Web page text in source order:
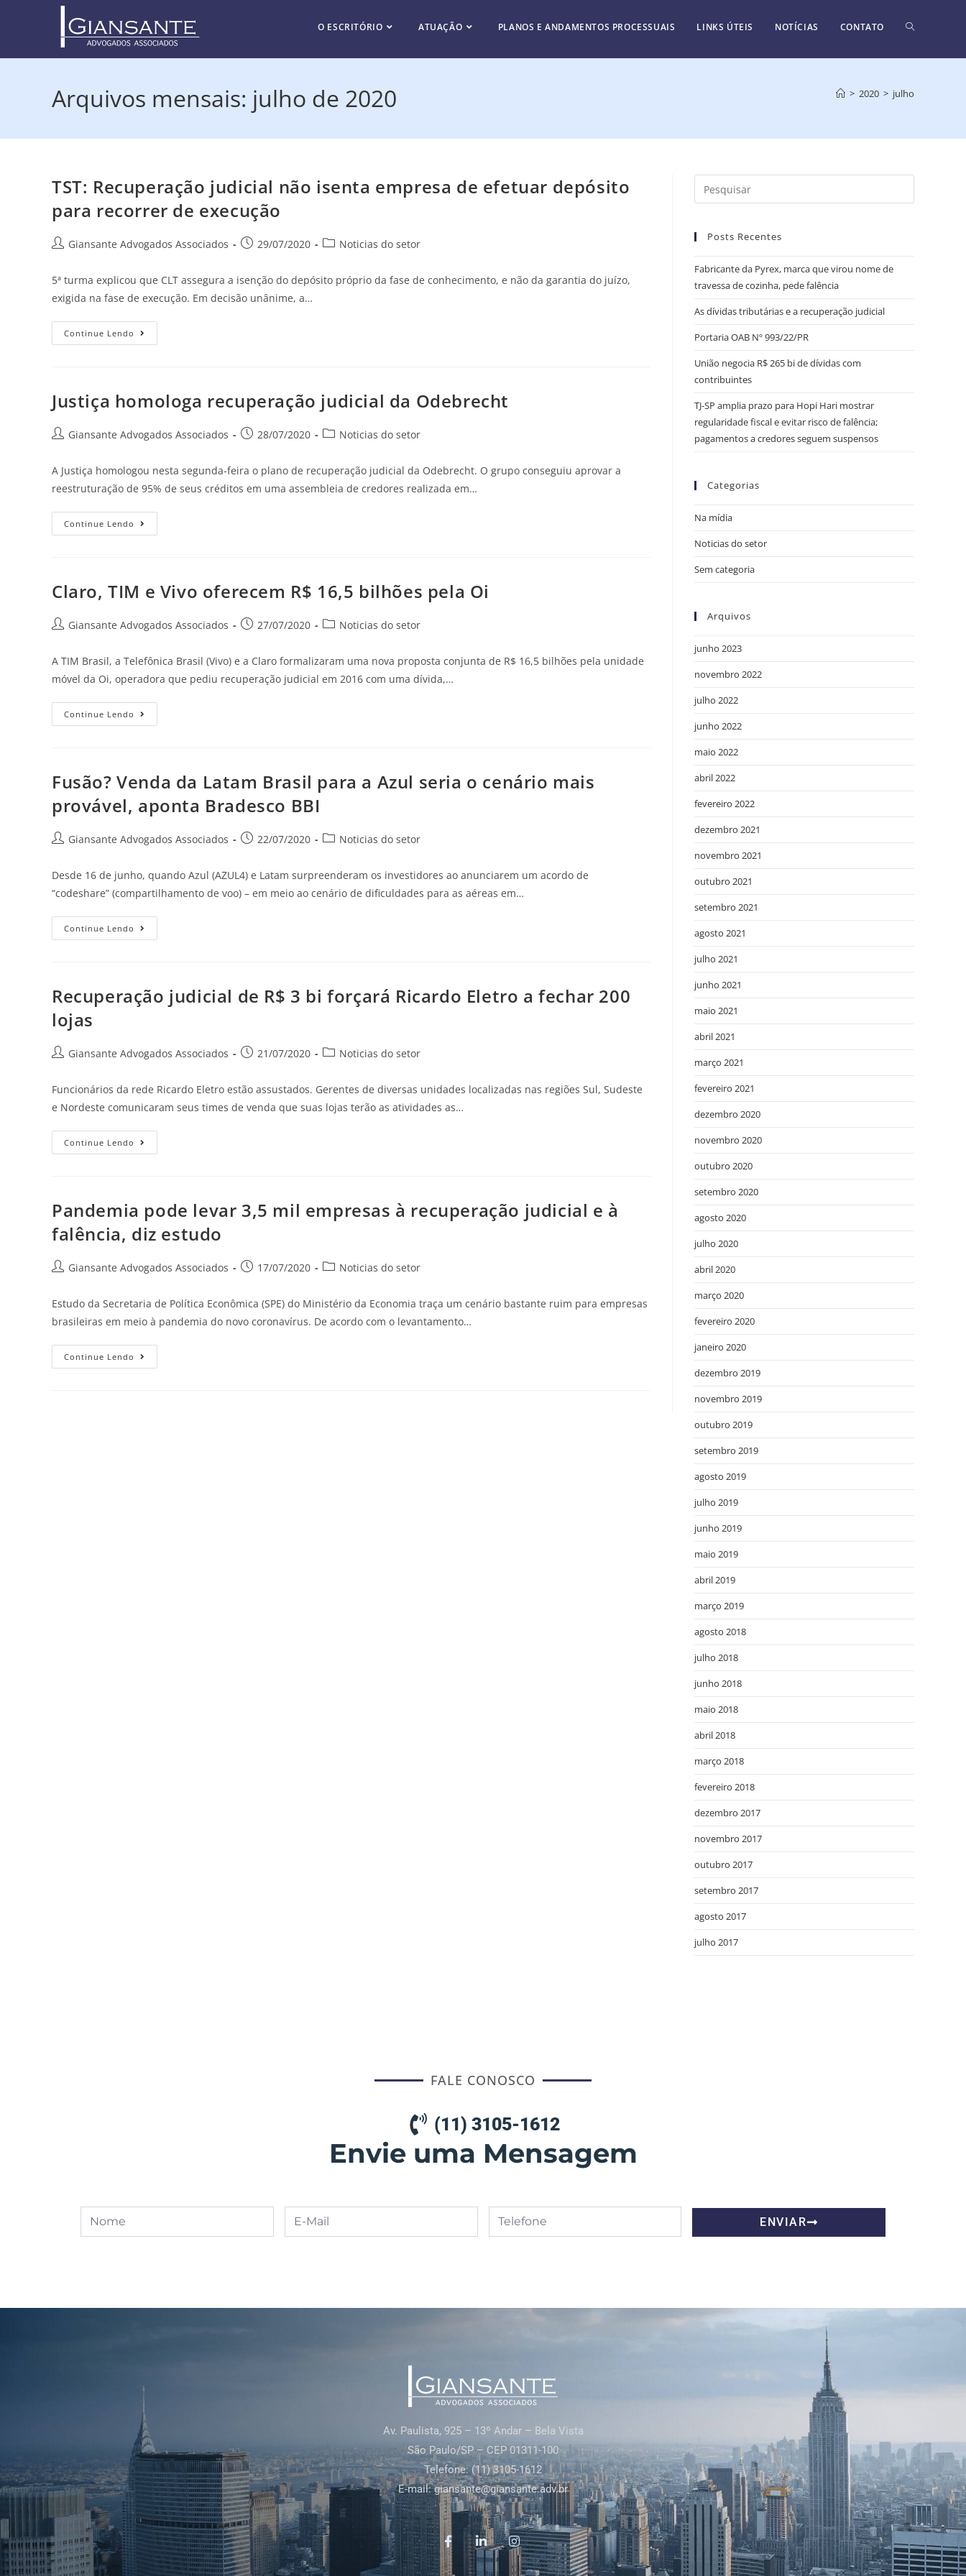
O ESCRITÓRIO ATUAÇÃO PLANOS E ANDAMENTOS PROCESSUAIS LINKS ÚTEIS NOTÍCIAS CONTATO
Arquivos mensais: julho de 2020 > 2020 > julho
TST: Recuperação judicial não isenta empresa de efetuar depósito
para recorrer de execução
Giansante Advogados Associados 29/07/2020 Noticias do setor
5ª turma explicou que CLT assegura a isenção do depósito próprio da fase de conhecimento, e não da garantia do juízo,
exigida na fase de execução. Em decisão unânime, a…
Continue Lendo
Justiça homologa recuperação judicial da Odebrecht
Giansante Advogados Associados 28/07/2020 Noticias do setor
A Justiça homologou nesta segunda-feira o plano de recuperação judicial da Odebrecht. O grupo conseguiu aprovar a
reestruturação de 95% de seus créditos em uma assembleia de credores realizada em…
Continue Lendo
Claro, TIM e Vivo oferecem R$ 16,5 bilhões pela Oi
Giansante Advogados Associados 27/07/2020 Noticias do setor
A TIM Brasil, a Telefônica Brasil (Vivo) e a Claro formalizaram uma nova proposta conjunta de R$ 16,5 bilhões pela unidade
móvel da Oi, operadora que pediu recuperação judicial em 2016 com uma dívida,…
Continue Lendo
Fusão? Venda da Latam Brasil para a Azul seria o cenário mais
provável, aponta Bradesco BBI
Giansante Advogados Associados 22/07/2020 Noticias do setor
Desde 16 de junho, quando Azul (AZUL4) e Latam surpreenderam os investidores ao anunciarem um acordo de
“codeshare” (compartilhamento de voo) – em meio ao cenário de dificuldades para as aéreas em…
Continue Lendo
Recuperação judicial de R$ 3 bi forçará Ricardo Eletro a fechar 200
lojas
Giansante Advogados Associados 21/07/2020 Noticias do setor
Funcionários da rede Ricardo Eletro estão assustados. Gerentes de diversas unidades localizadas nas regiões Sul, Sudeste
e Nordeste comunicaram seus times de venda que suas lojas terão as atividades as…
Continue Lendo
Pandemia pode levar 3,5 mil empresas à recuperação judicial e à
falência, diz estudo
Giansante Advogados Associados 17/07/2020 Noticias do setor
Estudo da Secretaria de Política Econômica (SPE) do Ministério da Economia traça um cenário bastante ruim para empresas
brasileiras em meio à pandemia do novo coronavírus. De acordo com o levantamento…
Continue Lendo
Posts Recentes
Fabricante da Pyrex, marca que virou nome de
travessa de cozinha, pede falência
As dívidas tributárias e a recuperação judicial
Portaria OAB Nº 993/22/PR
União negocia R$ 265 bi de dívidas com
contribuintes
TJ-SP amplia prazo para Hopi Hari mostrar
regularidade fiscal e evitar risco de falência;
pagamentos a credores seguem suspensos
Categorias
Na mídia
Noticias do setor
Sem categoria
Arquivos
junho 2023
novembro 2022
julho 2022
junho 2022
maio 2022
abril 2022
fevereiro 2022
dezembro 2021
novembro 2021
outubro 2021
setembro 2021
agosto 2021
julho 2021
junho 2021
maio 2021
abril 2021
março 2021
fevereiro 2021
dezembro 2020
novembro 2020
outubro 2020
setembro 2020
agosto 2020
julho 2020
abril 2020
março 2020
fevereiro 2020
janeiro 2020
dezembro 2019
novembro 2019
outubro 2019
setembro 2019
agosto 2019
julho 2019
junho 2019
maio 2019
abril 2019
março 2019
agosto 2018
julho 2018
junho 2018
maio 2018
abril 2018
março 2018
fevereiro 2018
dezembro 2017
novembro 2017
outubro 2017
setembro 2017
agosto 2017
julho 2017
FALE CONOSCO
(11) 3105-1612
Envie uma Mensagem
ENVIAR
Av. Paulista, 925 – 13º Andar – Bela Vista
São Paulo/SP – CEP 01311-100
Telefone: (11) 3105-1612
E-mail:giansante@giansante.adv.br